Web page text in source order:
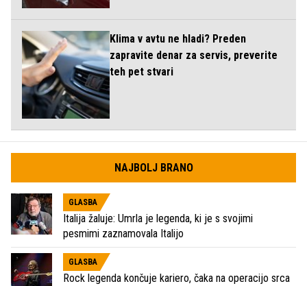
Klima v avtu ne hladi? Preden
zapravite denar za servis, preverite
teh pet stvari
NAJBOLJ BRANO
GLASBA
Italija žaluje: Umrla je legenda, ki je s svojimi
pesmimi zaznamovala Italijo
GLASBA
Rock legenda končuje kariero, čaka na operacijo srca